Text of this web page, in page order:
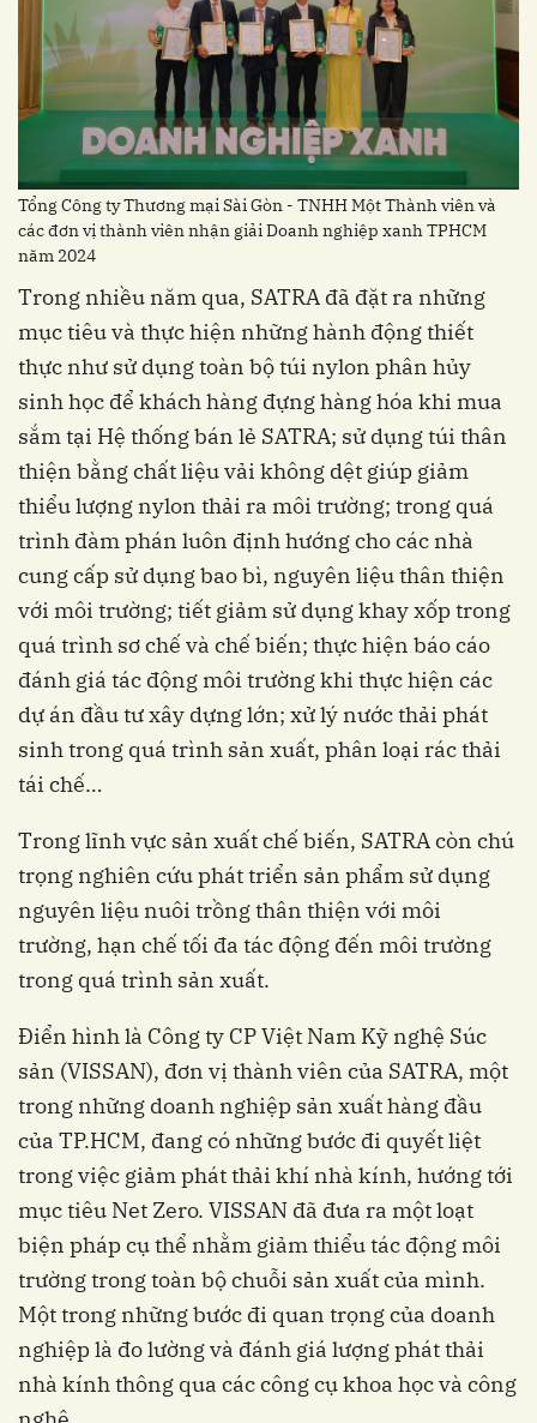
Tổng Công ty Thương mại Sài Gòn - TNHH Một Thành viên và
các đơn vị thành viên nhận giải Doanh nghiệp xanh TPHCM
năm 2024
Trong nhiều năm qua, SATRA đã đặt ra những
mục tiêu và thực hiện những hành động thiết
thực như sử dụng toàn bộ túi nylon phân hủy
sinh học để khách hàng đựng hàng hóa khi mua
sắm tại Hệ thống bán lẻ SATRA; sử dụng túi thân
thiện bằng chất liệu vải không dệt giúp giảm
thiểu lượng nylon thải ra môi trường; trong quá
trình đàm phán luôn định hướng cho các nhà
cung cấp sử dụng bao bì, nguyên liệu thân thiện
với môi trường; tiết giảm sử dụng khay xốp trong
quá trình sơ chế và chế biến; thực hiện báo cáo
đánh giá tác động môi trường khi thực hiện các
dự án đầu tư xây dựng lớn; xử lý nước thải phát
sinh trong quá trình sản xuất, phân loại rác thải
tái chế…
Trong lĩnh vực sản xuất chế biến, SATRA còn chú
trọng nghiên cứu phát triển sản phẩm sử dụng
nguyên liệu nuôi trồng thân thiện với môi
trường, hạn chế tối đa tác động đến môi trường
trong quá trình sản xuất.
Điển hình là Công ty CP Việt Nam Kỹ nghệ Súc
sản (VISSAN), đơn vị thành viên của SATRA, một
trong những doanh nghiệp sản xuất hàng đầu
của TP.HCM, đang có những bước đi quyết liệt
trong việc giảm phát thải khí nhà kính, hướng tới
mục tiêu Net Zero. VISSAN đã đưa ra một loạt
biện pháp cụ thể nhằm giảm thiểu tác động môi
trường trong toàn bộ chuỗi sản xuất của mình.
Một trong những bước đi quan trọng của doanh
nghiệp là đo lường và đánh giá lượng phát thải
nhà kính thông qua các công cụ khoa học và công